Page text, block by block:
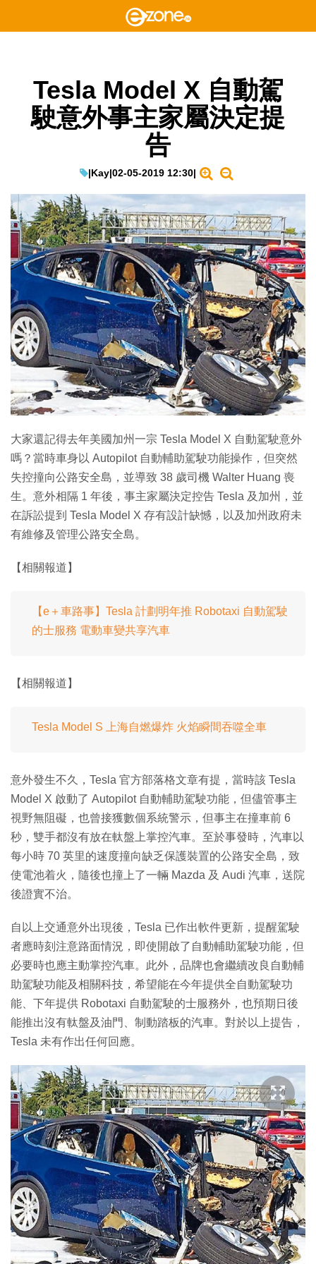
Tesla Model X 自動駕
駛意外事主家屬決定提
告
|Kay|02-05-2019 12:30|
大家還記得去年美國加州一宗 Tesla Model X 自動駕駛意外
嗎？當時車身以 Autopilot 自動輔助駕駛功能操作，但突然
失控撞向公路安全島，並導致 38 歲司機 Walter Huang 喪
生。意外相隔 1 年後，事主家屬決定控告 Tesla 及加州，並
在訴訟提到 Tesla Model X 存有設計缺憾，以及加州政府未
有維修及管理公路安全島。
【相關報道】
【e＋車路事】Tesla 計劃明年推 Robotaxi 自動駕駛
的士服務 電動車變共享汽車
【相關報道】
Tesla Model S 上海自燃爆炸 火焰瞬間吞噬全車
意外發生不久，Tesla 官方部落格文章有提，當時該 Tesla
Model X 啟動了 Autopilot 自動輔助駕駛功能，但儘管事主
視野無阻礙，也曾接獲數個系統警示，但事主在撞車前 6
秒，雙手都沒有放在軚盤上掌控汽車。至於事發時，汽車以
每小時 70 英里的速度撞向缺乏保護裝置的公路安全島，致
使電池着火，隨後也撞上了一輛 Mazda 及 Audi 汽車，送院
後證實不治。
自以上交通意外出現後，Tesla 已作出軟件更新，提醒駕駛
者應時刻注意路面情況，即使開啟了自動輔助駕駛功能，但
必要時也應主動掌控汽車。此外，品牌也會繼續改良自動輔
助駕駛功能及相關科技，希望能在今年提供全自動駕駛功
能、下年提供 Robotaxi 自動駕駛的士服務外，也預期日後
能推出沒有軚盤及油門、制動踏板的汽車。對於以上提告，
Tesla 未有作出任何回應。